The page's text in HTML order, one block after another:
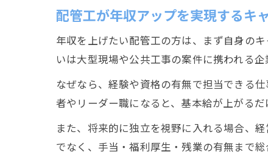
配管工が年収アップを実現するキ
年収を上げたい配管工の方は、まず自身の
いは大型現場や公共工事の案件に携われる企
なぜなら、経験や資格の有無で担当できる
者やリーダー職になると、基本給が上がる
また、将来的に独立を視野に入れる場合、
でなく、手当・福利厚生・残業の有無まで総